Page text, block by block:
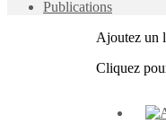
Publications
Ajoutez un
Cliquez